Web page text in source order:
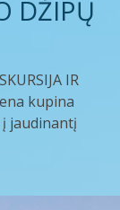
DŽIPŲ
IR
kupina
jaudinantį